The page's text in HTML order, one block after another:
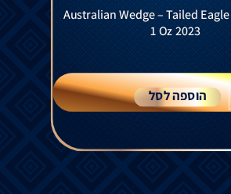
Australian Wedge – Tailed
1 Oz 2023
הוספה לסל